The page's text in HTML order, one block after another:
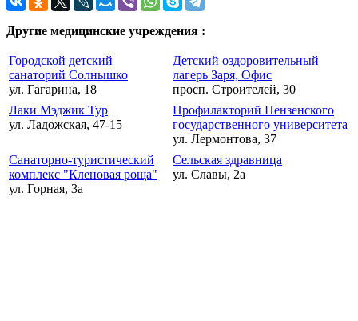
Другие медицинские учреждения :
Городской детский
санаторий Солнышко
ул. Гагарина, 18
Детский оздоровительный
лагерь Заря, Офис
просп. Строителей, 30
Лаки Мэджик Тур
ул. Ладожская, 47-15
Профилакторий Пензенского
государственного университета
ул. Лермонтова, 37
Санаторно-туристический
комплекс "Кленовая роща"
ул. Горная, 3а
Сельская здравница
ул. Славы, 2а